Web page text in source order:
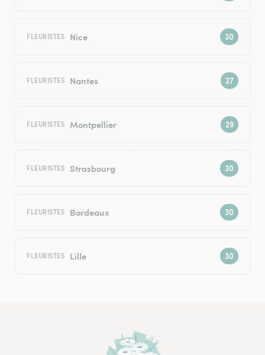
FLEURISTES Nice
FLEURISTES Nantes
FLEURISTES Montpellier
FLEURISTES Strasbourg
FLEURISTES Bordeaux
FLEURISTES Lille